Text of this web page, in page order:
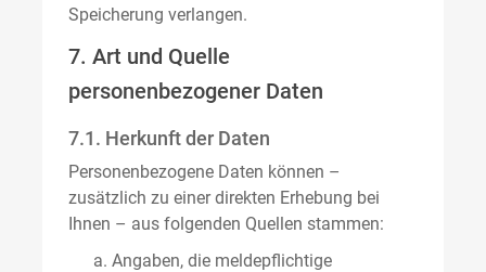
Speicherung verlangen.
7. Art und Quelle
personenbezogener Daten
7.1. Herkunft der Daten
Personenbezogene Daten können –
zusätzlich zu einer direkten Erhebung bei
Ihnen – aus folgenden Quellen stammen:
Angaben, die meldepflichtige